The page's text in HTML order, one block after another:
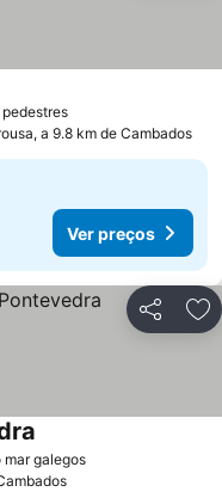
a 9.8 km de Cambados
Ver preços
Partilhar
galegos